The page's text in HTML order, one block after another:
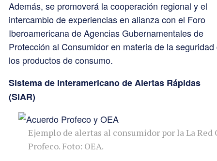
Además, se promoverá la cooperación regional y el
intercambio de experiencias en alianza con el Foro
Iberoamericana de Agencias Gubernamentales de
Protección al Consumidor en materia de la seguridad
los productos de consumo.
Sistema de Interamericano de Alertas Rápidas
(SIAR)
Ejemplo de alertas al consumidor por la La Red
Profeco. Foto: OEA.